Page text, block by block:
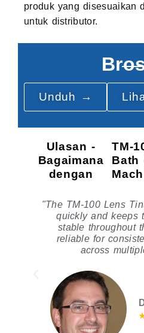
produk yang disesuaikan
untuk distributor.
Unduh →
Ulasan -
Bagaimana
dengan
TM-
Bath
"The TM-100 Lens
quickly and keeps
stable throughout
reliable for
across